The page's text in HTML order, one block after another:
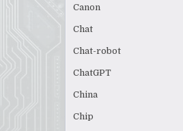
Canon
Chat
Chat-robot
ChatGPT
China
Chip